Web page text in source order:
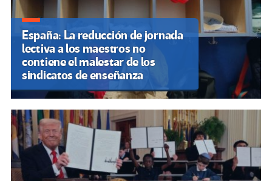
España: La reducción de jornada
lectiva a los maestros no
contiene el malestar de los
sindicatos de enseñanza